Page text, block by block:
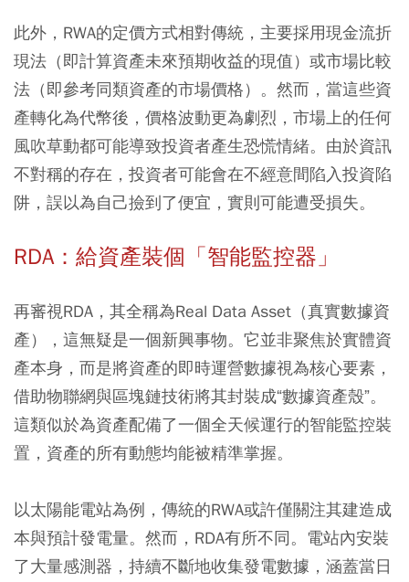
此外，RWA的定價方式相對傳統，主要採用現金流折
現法（即計算資產未來預期收益的現值）或市場比較
法（即參考同類資產的市場價格）。然而，當這些資
產轉化為代幣後，價格波動更為劇烈，市場上的任何
風吹草動都可能導致投資者產生恐慌情緒。由於資訊
不對稱的存在，投資者可能會在不經意間陷入投資陷
阱，誤以為自己撿到了便宜，實則可能遭受損失。
RDA：給資產裝個「智能監控器」
再審視RDA，其全稱為Real Data Asset（真實數據資
產），這無疑是一個新興事物。它並非聚焦於實體資
產本身，而是將資產的即時運營數據視為核心要素，
借助物聯網與區塊鏈技術將其封裝成“數據資產殼”。
這類似於為資產配備了一個全天候運行的智能監控裝
置，資產的所有動態均能被精準掌握。
以太陽能電站為例，傳統的RWA或許僅關注其建造成
本與預計發電量。然而，RDA有所不同。電站內安裝
了大量感測器，持續不斷地收集發電數據，涵蓋當日